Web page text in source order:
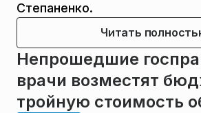
Степаненко.
Читать
Непрошедшие
врачи возместят
тройную стоимость